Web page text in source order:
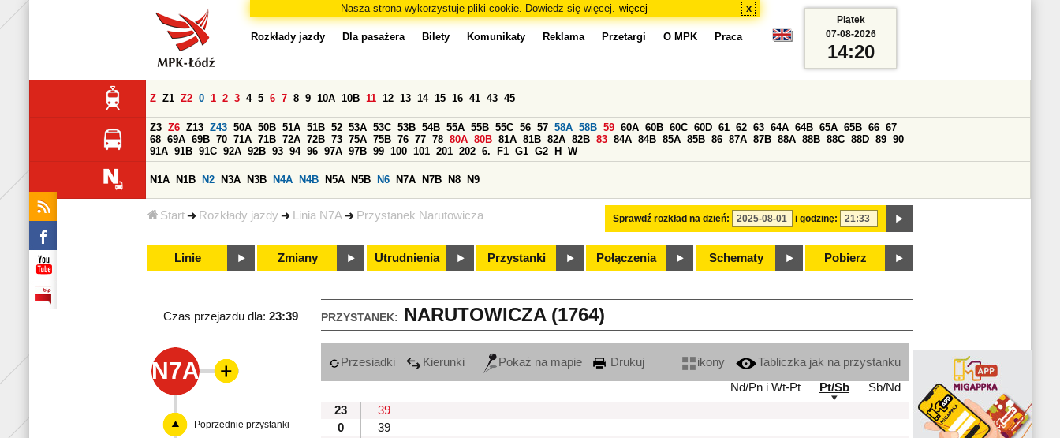
Nasza strona wykorzystuje pliki cookie. Dowiedz się więcej. więcej x
Start Rozkłady jazdy Linia N7A Przystanek Narutowicza
Rozkłady jazdy Dla pasażera Bilety Komunikaty Reklama Przetargi O MPK Praca
Sprawdź rozkład na dzień: i godzinę:
Z Z1 Z2 0 1 2 3 4 5 6 7 8 9 10A 10B 11 12 13 14 15 16 41 43 45
Z3 Z6 Z13 Z43 50A 50B 51A 51B 52 53A 53C 53B 54B 55A 55B 55C 56 57 58A 58B 59 60A 60B 60C 60D 61 62 63 64A 64B 65A 65B 66 67
68 69A 69B 70 71A 71B 72A 72B 73 75A 75B 76 77 78 80A 80B 81A 81B 82A 82B 83 84A 84B 85A 85B 86 87A 87B 88A 88B 88C 88D 89 90
91A 91B 91C 92A 92B 93 94 96 97A 97B 99 100 101 201 202 6. F1 G1 G2 H W
N1A N1B N2 N3A N3B N4A N4B N5A N5B N6 N7A N7B N8 N9
Linie Zmiany Utrudnienia Przystanki Połączenia Schematy Pobierz
Piątek
07-08-2026
14:20
PRZYSTANEK: NARUTOWICZA (1764)
Czas przejazdu dla: 23:39
N7A Przesiadki Kierunki Pokaż na mapie Drukuj ikony
Tabliczka jak na przystanku
Nd/Pn i Wt-Pt
Pt/Sb
Sb/Nd
23
39
0
39
Poprzednie przystanki